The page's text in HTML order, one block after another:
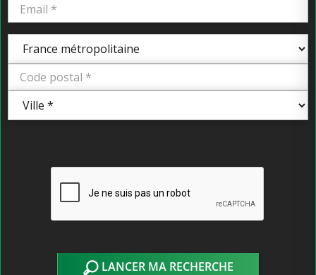
LANCER MA RECHERCHE